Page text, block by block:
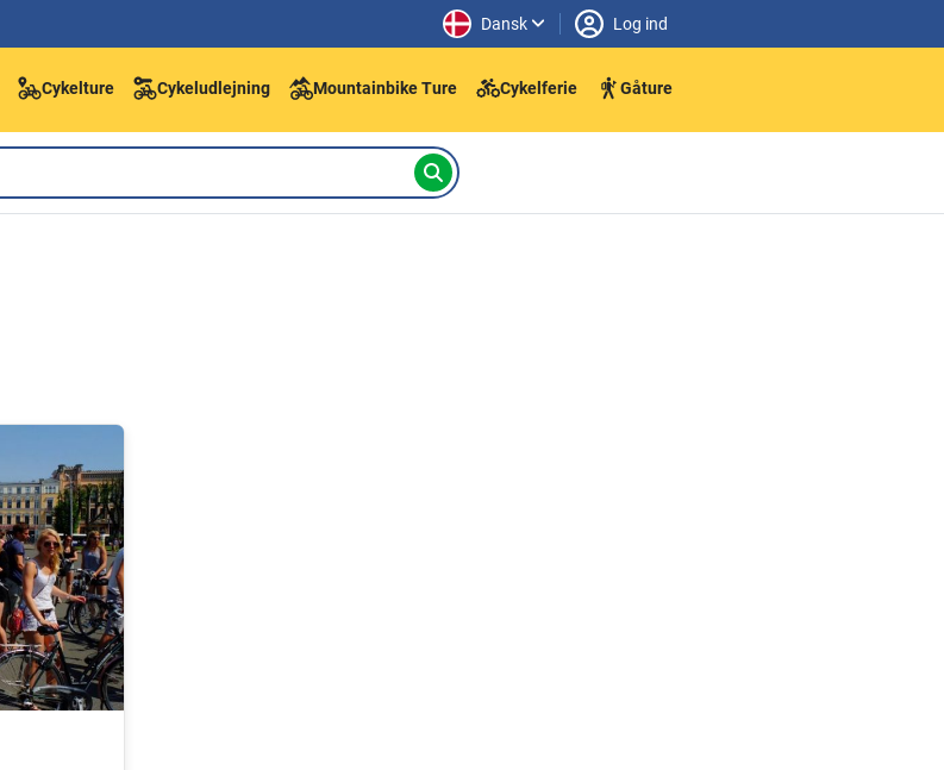
Dansk Log ind
Cykelture Cykeludlejning Mountainbike Ture Cykelferie Gåture